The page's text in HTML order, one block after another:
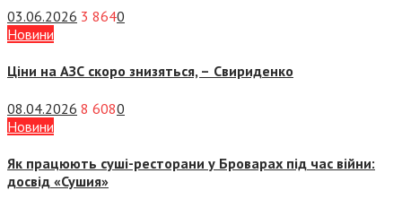
03.06.2026 3 8640
Новини
Ціни на АЗС скоро знизяться, – Свириденко
08.04.2026 8 6080
Новини
Як працюють суші-ресторани у Броварах під час війни:
досвід «Сушия»